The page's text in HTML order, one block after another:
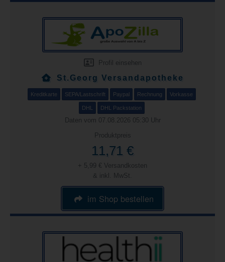
Profil einsehen
St.Georg Versandapotheke
Kreditkarte SEPA/Lastschrift Paypal Rechnung Vorkasse
DHL DHL Packstation
Daten vom 07.08.2026 05:30 Uhr
Produktpreis
11,71 €
+ 5,99 € Versandkosten
& inkl. MwSt.
im Shop bestellen